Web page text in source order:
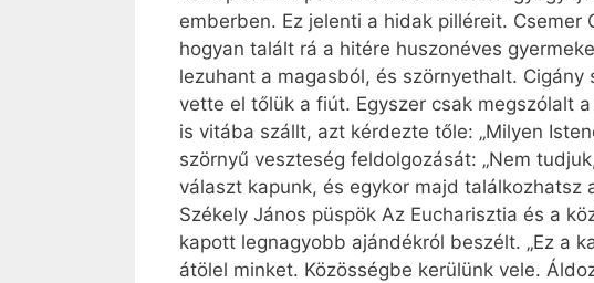
emberben. Ez jelenti a hidak pilléreit.
hogyan talált rá a hitére huszonéves
lezuhant a magasból, és szörnyethalt.
vette el tőlük a fiút. Egyszer csak megszólalt
is vitába szállt, azt kérdezte tőle: „Milyen
szörnyű veszteség feldolgozását: „Nem
választ kapunk, és egykor majd találkozhatsz
Székely János püspök Az Eucharisztia és a
kapott legnagyobb ajándékról beszélt. „Ez a
átölel minket. Közösségbe kerülünk vele.